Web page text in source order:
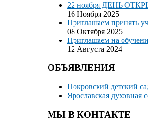
22 ноября ДЕНЬ
16 Ноября 2025
Приглашаем принять
08 Октября 2025
Приглашаем на
12 Августа 2024
ОБЪЯВЛЕНИЯ
Покровский детский
Ярославская духовная
МЫ В КОНТАКТЕ